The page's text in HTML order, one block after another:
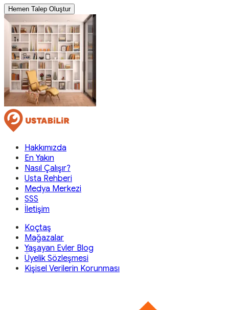
Hemen Talep Oluştur
Hakkımızda
En Yakın
Nasıl Çalışır?
Usta Rehberi
Medya Merkezi
SSS
İletişim
Koçtaş
Mağazalar
Yaşayan Evler Blog
Üyelik Sözleşmesi
Kişisel Verilerin Korunması